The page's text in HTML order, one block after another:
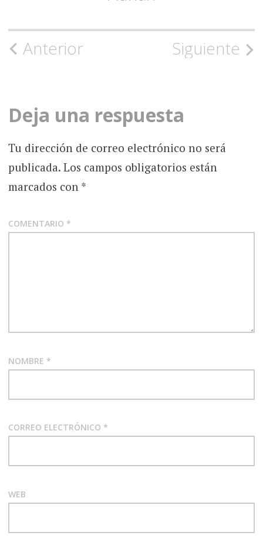
Navegación
la
entrada
Anterior Siguiente
Deja una respuesta
Tu dirección de correo electrónico no será
publicada. Los campos obligatorios están
marcados con *
COMENTARIO *
NOMBRE *
CORREO ELECTRÓNICO *
WEB